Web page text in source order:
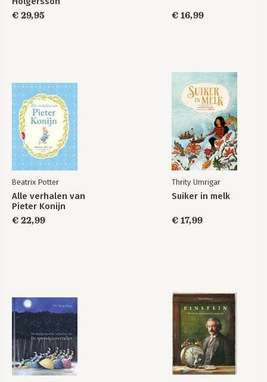
€ 29,95
€ 16,99
Beatrix Potter
Alle verhalen van
Pieter Konijn
€ 22,99
Thrity Umrigar
Suiker in melk
€ 17,99